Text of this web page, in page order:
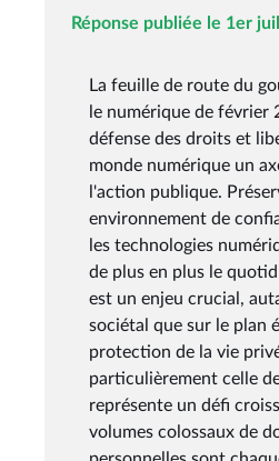
Réponse publiée le 1er
La feuille de route du
le numérique de février
défense des droits et
monde numérique un
l'action publique.
environnement de
les technologies
de plus en plus le
est un enjeu crucial,
sociétal que sur le plan
protection de la vie
particulièrement celle
représente un défi
volumes colossaux de